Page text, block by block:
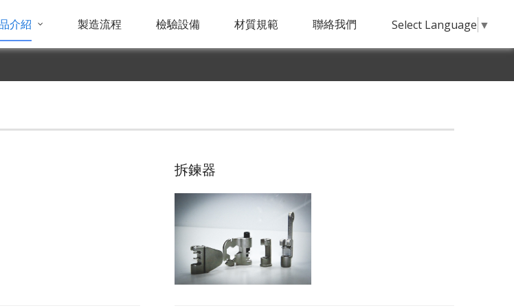
Select Language ▼
介紹 製造流程 檢驗設備 材質規範 聯絡我們
拆鍊器